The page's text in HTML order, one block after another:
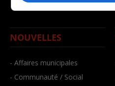
NOUVELLES
- Affaires municipales
- Communauté / Social